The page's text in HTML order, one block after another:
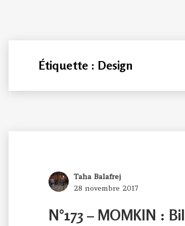
Étiquette : Design
Author
Taha Balafrej
Posted
28 novembre 2017
N°173 – MOMKIN :